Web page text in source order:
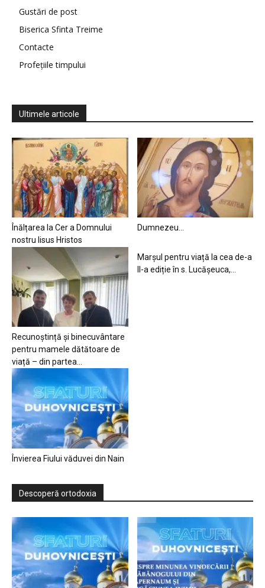
Gustări de post
Biserica Sfinta Treime
Contacte
Profețiile timpului
Ultimele articole
Înălțarea la Cer a Domnului
nostru Iisus Hristos
Dumnezeu…
Recunoștință și binecuvântare
pentru mamele dătătoare de
viață – din partea...
Marșul pentru viață la cea de-a
II-a ediție în s. Lucășeuca,...
Învierea Fiului văduvei din Nain
Descoperă ortodoxia